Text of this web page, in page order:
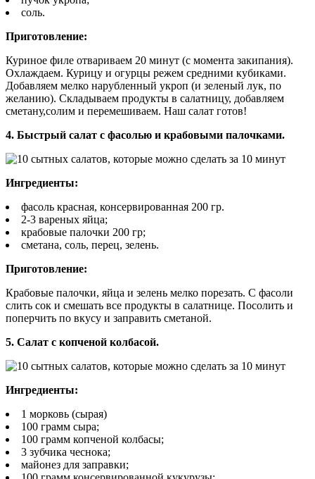
соль.
Приготовление:
Куриное филе отвариваем 20 минут (с момента закипания).
Охлаждаем. Курицу и огурцы режем средними кубиками.
Добавляем мелко нарубленный укроп (и зеленый лук, по
желанию). Складываем продукты в салатницу, добавляем
сметану,солим и перемешиваем. Наш салат готов!
4. Быстрый салат с фасолью и крабовыми палочками.
Ингредиенты:
фасоль красная, консервированная 200 гр.
2-3 вареных яйца;
крабовые палочки 200 гр;
сметана, соль, перец, зелень.
Приготовление:
Крабовые палочки, яйца и зелень мелко порезать. С фасоли
слить сок и смешать все продукты в салатнице. Посолить и
поперчить по вкусу и заправить сметаной.
5. Салат с копченой колбасой.
Ингредиенты:
1 морковь (сырая)
100 грамм сыра;
100 грамм копченой колбасы;
3 зубчика чеснока;
майонез для заправки;